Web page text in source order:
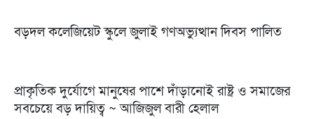
বড়দল কলেজিয়েট স্কুলে জুলাই গণঅভ্যুত্থান দিবস পালিত
প্রাকৃতিক দুর্যোগে মানুষের পাশে দাঁড়ানোই রাষ্ট্র ও সমাজের
সবচেয়ে বড় দায়িত্ব ~ আজিজুল বারী হেলাল